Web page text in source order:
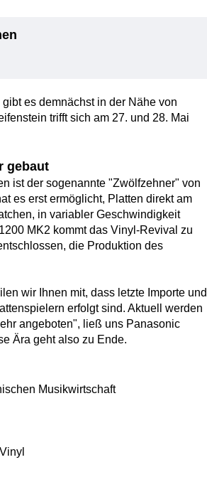
es demnächst in der Nähe von
trifft sich am 27. und 28. Mai
gebaut
ist der sogenannte "Zwölfzehner" von
es erst ermöglicht, Platten direkt am
in variabler Geschwindigkeit
MK2 kommt das Vinyl-Revival zu
die Produktion des
wir Ihnen mit, dass letzte Importe und
erfolgt sind. Aktuell werden
angeboten", ließ uns Panasonic
Ära geht also zu Ende.
Musikwirtschaft